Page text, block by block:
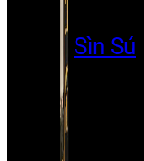
Sìn Sú